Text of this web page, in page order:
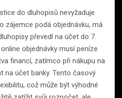
do dluhopisů nevyžaduje
zájemce podá objednávku, má
převedl na účet do 7.
objednávky musí peníze
financí, zatímco při nákupu na
na účet banky. Tento časový
což může být výhodné